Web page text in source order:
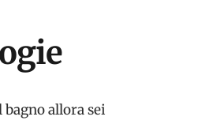
allora sei